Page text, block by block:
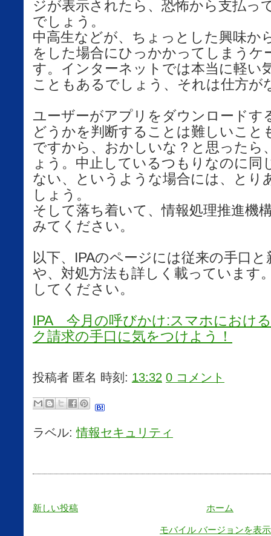
ジが表示されたら、恐怖から支払っ
でしょう。
中高生などが、ちょっとした興味か
をした場合にひっかかってしまうケ
す。インターネットでは本当に軽い
こともあるでしょう、それは仕方が
ユーザーがアプリをダウンロードす
どうかを判断することは難しいこと
ですから、おかしいな？と思ったら
ょう。中止しているつもりなのに同
ない、というような場合には、とり
しょう。
そして落ち着いて、情報処理推進機
みてください。
以下、IPAのページには従来の手口
や、対処方法も詳しく載っています
してください。
IPA 今月の呼びかけ:スマホにおけ
ク請求の手口に気をつけよう！
投稿者 匿名 時刻: 13:32 0 コメント
ラベル:情報セキュリティ
新しい投稿 ホーム
モバイル バージョンを表示